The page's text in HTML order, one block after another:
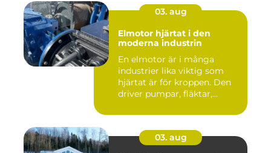
03. aug
Elmotor hjärtat i den
moderna industrin
En elmotor är i många
industrier lika viktig som
hjärtat är för kroppen. Den
driver pumpar, fläktar,...
03. aug